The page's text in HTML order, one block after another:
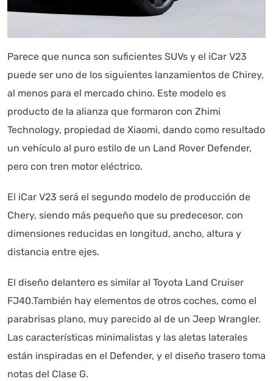
Parece que nunca son suficientes SUVs y el iCar V23
puede ser uno de los siguientes lanzamientos de Chirey,
al menos para el mercado chino. Este modelo es
producto de la alianza que formaron con Zhimi
Technology, propiedad de Xiaomi, dando como resultado
un vehículo al puro estilo de un Land Rover Defender,
pero con tren motor eléctrico.
El iCar V23 será el segundo modelo de producción de
Chery, siendo más pequeño que su predecesor, con
dimensiones reducidas en longitud, ancho, altura y
distancia entre ejes.
El diseño delantero es similar al Toyota Land Cruiser
FJ40.También hay elementos de otros coches, como el
parabrisas plano, muy parecido al de un Jeep Wrangler.
Las características minimalistas y las aletas laterales
están inspiradas en el Defender, y el diseño trasero toma
notas del Clase G.
Estoy aquí para encontrar lo que necesitas. ¿Qué estás
buscando? "Este asistente con IA (OpenAI) ofrece
Asistente con IA en desarrollo. Autoanalítica optimiza
diariamente su exactitud."